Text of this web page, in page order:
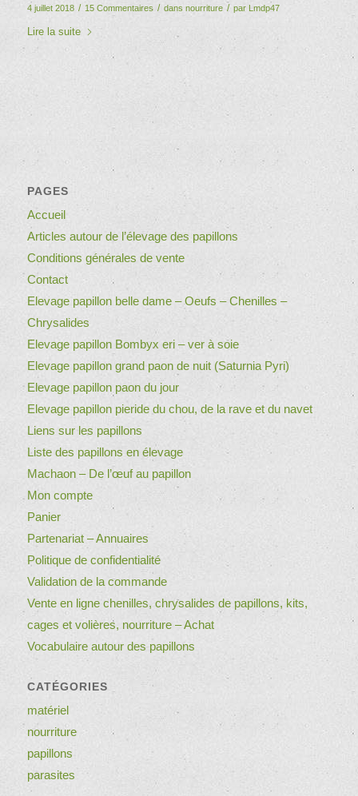
4 juillet 2018 / 15 Commentaires / dans nourriture / par Lmdp47
Lire la suite
PAGES
Accueil
Articles autour de l’élevage des papillons
Conditions générales de vente
Contact
Elevage papillon belle dame – Oeufs – Chenilles –
Chrysalides
Elevage papillon Bombyx eri – ver à soie
Elevage papillon grand paon de nuit (Saturnia Pyri)
Elevage papillon paon du jour
Elevage papillon pieride du chou, de la rave et du navet
Liens sur les papillons
Liste des papillons en élevage
Machaon – De l’œuf au papillon
Mon compte
Panier
Partenariat – Annuaires
Politique de confidentialité
Validation de la commande
Vente en ligne chenilles, chrysalides de papillons, kits,
cages et volières, nourriture – Achat
Vocabulaire autour des papillons
CATÉGORIES
matériel
nourriture
papillons
parasites